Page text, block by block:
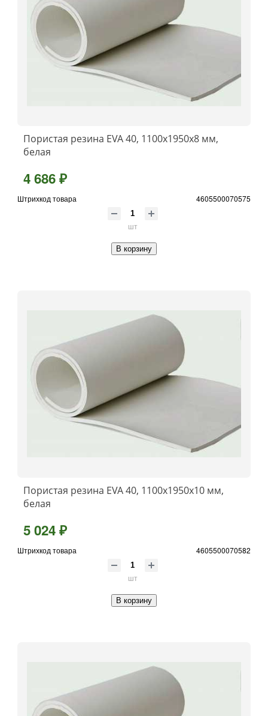
Пористая резина EVA 40, 1100x1950x8 мм,
белая
4 686 ₽
Штрихкод товара 4605500070575
шт
В корзину
Пористая резина EVA 40, 1100x1950x10 мм,
белая
5 024 ₽
Штрихкод товара 4605500070582
шт
В корзину